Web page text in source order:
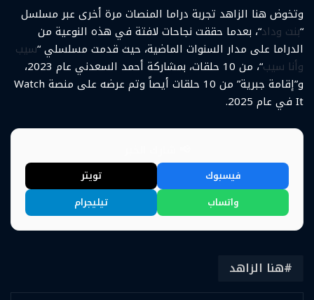
وتخوض هنا الزاهد تجربة دراما المنصات مرة أخرى عبر مسلسل
“بنت وداد“، بعدما حققت نجاحات لافتة في هذه النوعية من
الدراما على مدار السنوات الماضية، حيث قدمت مسلسلي “سيب
وأنا سيب
“، من 10 حلقات، بمشاركة أحمد السعدني عام 2023،
و”إقامة جبرية” من 10 حلقات أيصاً وتم عرضه على منصة Watch
It في عام 2025.
فيسبوك
تويتر
واتساب
تيليجرام
هنا الزاهد